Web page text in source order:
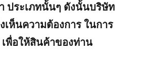
ประเภทนั้นๆ ดังนั้นบริษัท
เห็นความต้องการ ในการ
พื่อให้สินค้าของท่าน